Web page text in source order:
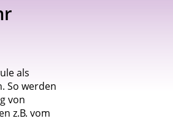
als
So werden
von
z.B. vom